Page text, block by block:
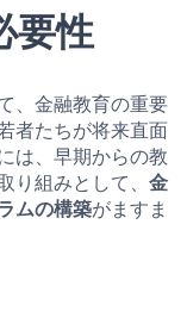
要性
、金融教育の重要
者たちが将来直面
は、早期からの教
り組みとして、 金
ムの構築がますま